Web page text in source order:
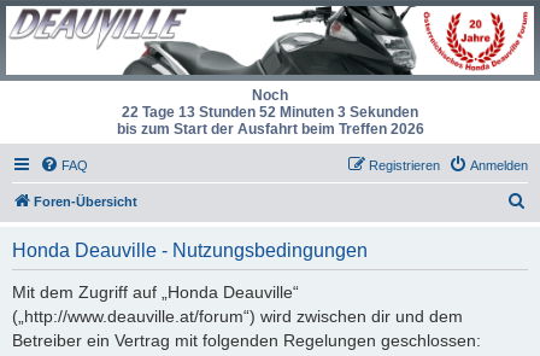
Noch
22 Tage 13 Stunden 52 Minuten 3 Sekunden
bis zum Start der Ausfahrt beim Treffen 2026
FAQ Anmelden
Registrieren
Foren-Übersicht
Honda Deauville - Nutzungsbedingungen
Mit dem Zugriff auf „Honda Deauville“
(„http://www.deauville.at/forum“) wird zwischen dir und dem
Betreiber ein Vertrag mit folgenden Regelungen geschlossen: